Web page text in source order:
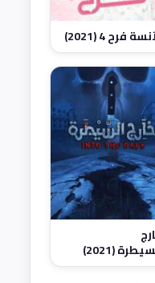
فرح 4 (2021)
(2021)